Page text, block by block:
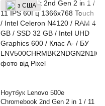
з США
Ноутбук Lenovo 500e
Chromebook 2nd Gen 2 in 1 / 11